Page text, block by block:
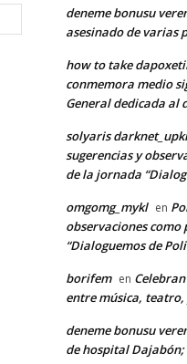
web:
deneme bonusu
asesinado de varias
how to take
conmemora medio
General dedicada al
solyaris
sugerencias y
de la jornada
omgomg_mykl en
observaciones
“Dialoguemos de
borifem en
entre música,
deneme bonusu
de hospital